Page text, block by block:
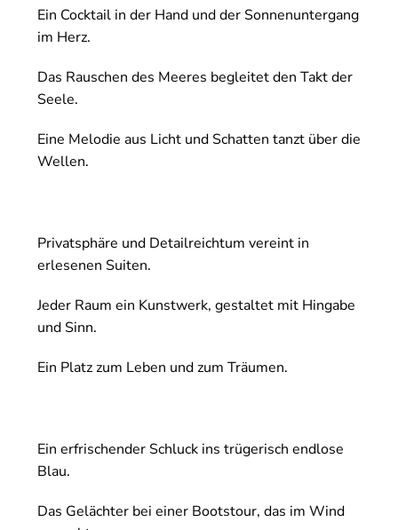
Ein Cocktail in der Hand und der Sonnenuntergang
im Herz.
Das Rauschen des Meeres begleitet den Takt der
Seele.
Eine Melodie aus Licht und Schatten tanzt über die
Wellen.
Privatsphäre und Detailreichtum vereint in
erlesenen Suiten.
Jeder Raum ein Kunstwerk, gestaltet mit Hingabe
und Sinn.
Ein Platz zum Leben und zum Träumen.
Ein erfrischender Schluck ins trügerisch endlose
Blau.
Das Gelächter bei einer Bootstour, das im Wind